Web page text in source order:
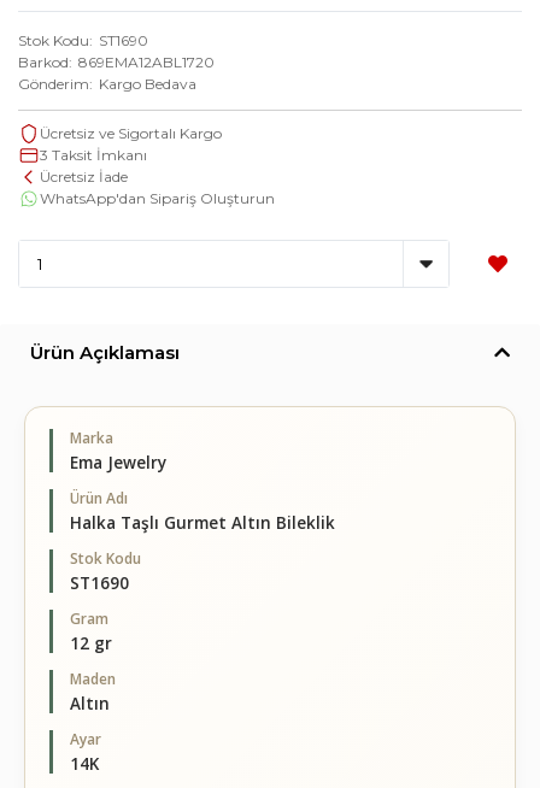
Stok Kodu
ST1690
Barkod 869EMA12ABL1720
Gönderim
Kargo Bedava
Ücretsiz ve Sigortalı Kargo
3 Taksit İmkanı
Ücretsiz İade
WhatsApp'dan Sipariş Oluşturun
Ürün Açıklaması
Marka
Ema Jewelry
Ürün Adı
Halka Taşlı Gurmet Altın Bileklik
Stok Kodu
ST1690
Gram
12 gr
Maden
Altın
Ayar
14K